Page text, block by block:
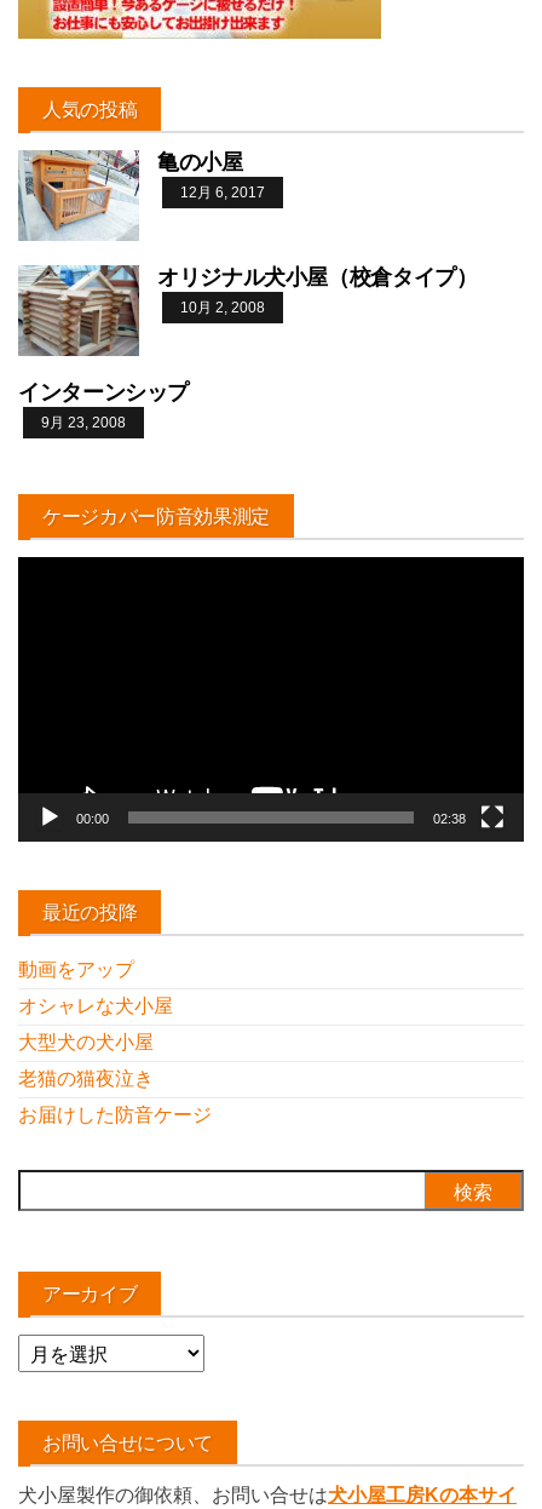
人気の投稿
亀の小屋
12月 6, 2017
オリジナル犬小屋（校倉タイプ）
10月 2, 2008
インターンシップ
9月 23, 2008
ケージカバー防音効果測定
00:00 02:38
最近の投降
動画をアップ
オシャレな犬小屋
大型犬の犬小屋
老猫の猫夜泣き
お届けした防音ケージ
索:
アーカイブ
ア
ー
イ
お問い合せについて
犬小屋製作の御依頼、お問い合せは犬小屋工房Kの本サイ